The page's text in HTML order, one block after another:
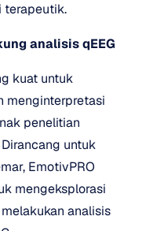
terapeutik.
analisis qEEG
kuat untuk
menginterpretasi
penelitian
untuk
EmotivPRO
mengeksplorasi
analisis